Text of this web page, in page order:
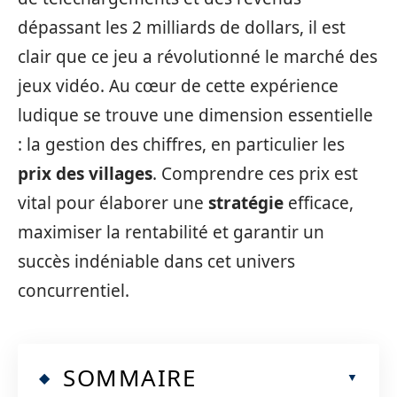
dépassant les 2 milliards de dollars, il est
clair que ce jeu a révolutionné le marché des
jeux vidéo. Au cœur de cette expérience
ludique se trouve une dimension essentielle
: la gestion des chiffres, en particulier les
prix des villages. Comprendre ces prix est
vital pour élaborer une stratégie efficace,
maximiser la rentabilité et garantir un
succès indéniable dans cet univers
concurrentiel.
SOMMAIRE